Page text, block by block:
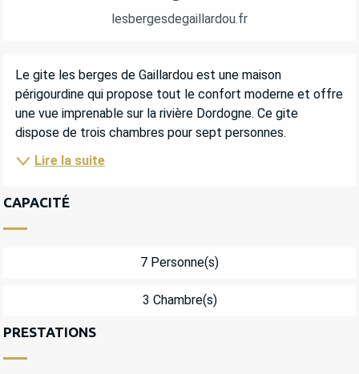
lesbergesdegaillardou.fr
DESCRIPTION
Le gite les berges de Gaillardou est une maison
périgourdine qui propose tout le confort moderne et offre
une vue imprenable sur la rivière Dordogne. Ce gite
dispose de trois chambres pour sept personnes.
Lire la suite
CAPACITÉ
7 Personne(s)
3 Chambre(s)
PRESTATIONS